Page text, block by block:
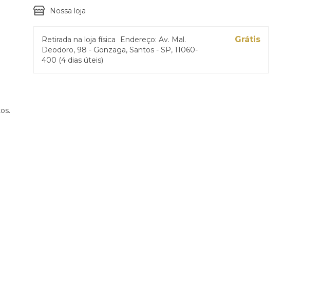
Nossa loja
Retirada na loja física
Endereço: Av. Mal.
Deodoro, 98 - Gonzaga, Santos - SP, 11060-
400 (4 dias úteis)
Grátis